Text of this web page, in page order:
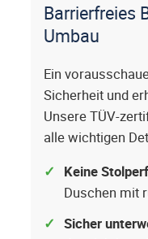
Barrierfreies
Umbau
Ein
Sicherheit und
Unsere TÜV-
alle wichtigen
Keine
Duschen mit
Sicher